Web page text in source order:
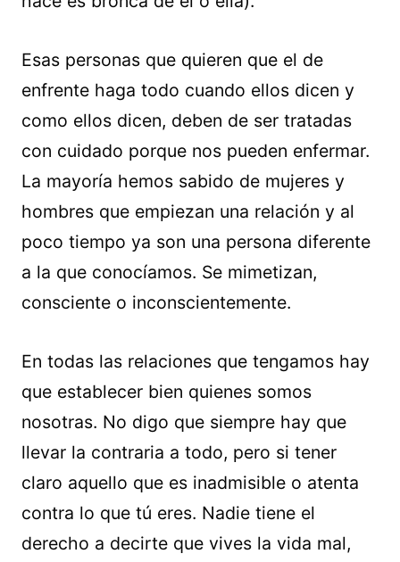
Esas personas que quieren que el de
enfrente haga todo cuando ellos dicen y
como ellos dicen, deben de ser tratadas
con cuidado porque nos pueden enfermar.
La mayoría hemos sabido de mujeres y
hombres que empiezan una relación y al
poco tiempo ya son una persona diferente
a la que conocíamos. Se mimetizan,
consciente o inconscientemente.
En todas las relaciones que tengamos hay
que establecer bien quienes somos
nosotras. No digo que siempre hay que
llevar la contraria a todo, pero si tener
claro aquello que es inadmisible o atenta
contra lo que tú eres. Nadie tiene el
derecho a decirte que vives la vida mal,